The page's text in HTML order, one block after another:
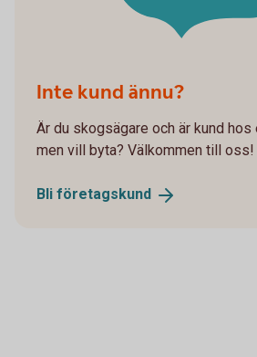
Inte kund ännu?
Är du skogsägare och är kund hos
men vill byta? Välkommen till oss!
Bli företagskund